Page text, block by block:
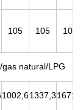
105 105 105
natural/LPG
1002,61337,31671,6